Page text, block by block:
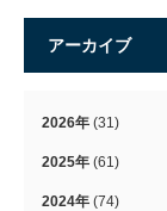
アーカイブ
2026年 (31)
2025年 (61)
2024年 (74)